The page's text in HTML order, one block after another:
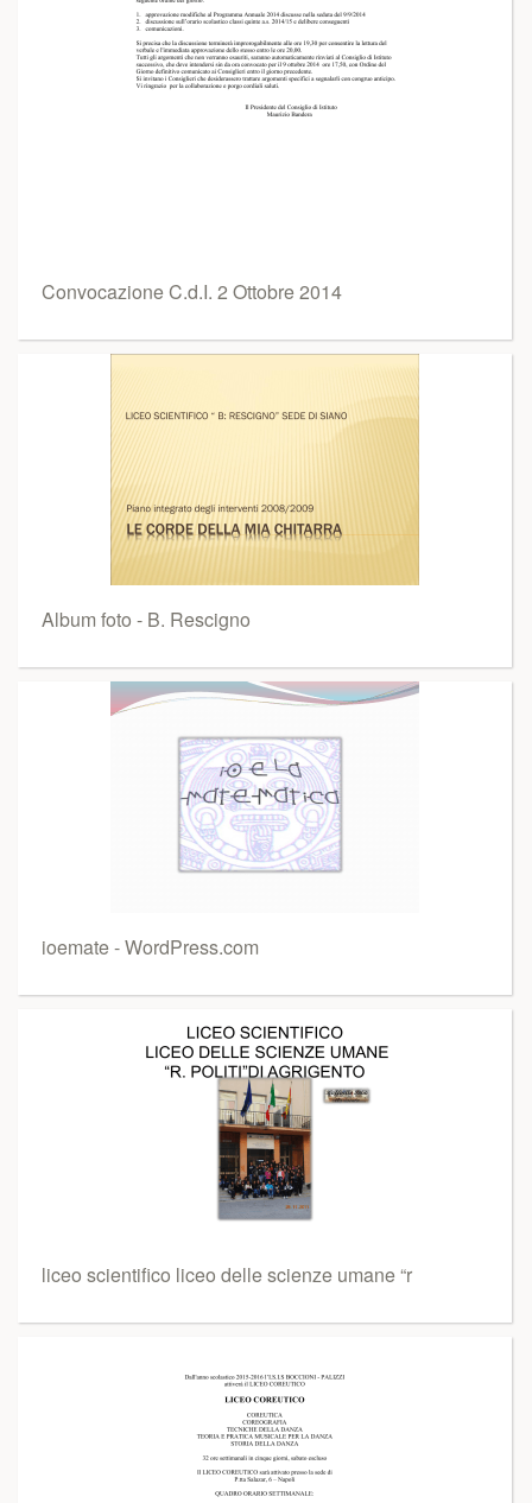
Convocazione C.d.I. 2 Ottobre 2014
Album foto - B. Rescigno
ioemate - WordPress.com
liceo scientifico liceo delle scienze umane “r